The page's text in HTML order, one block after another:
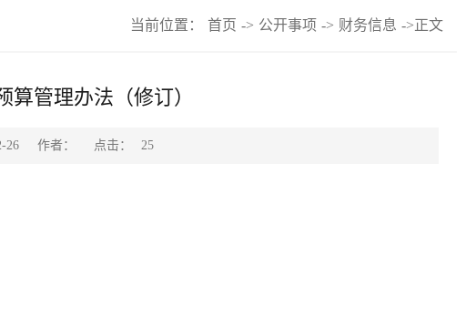
当前位置： 首页 -> 公开事项 -> 财务信息 ->正文
算管理办法（修订）
26 作者： 点击： 25